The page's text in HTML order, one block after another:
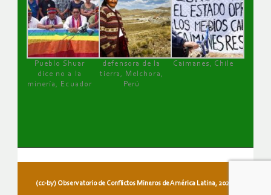
Pueblo Shuar
dice no a la
minería, Ecuador
defensora de la
tierra, Melchora,
Perú
Caimanes, Chile
(cc-by) Observatorio de Conflictos Mineros de América Latina, 2026